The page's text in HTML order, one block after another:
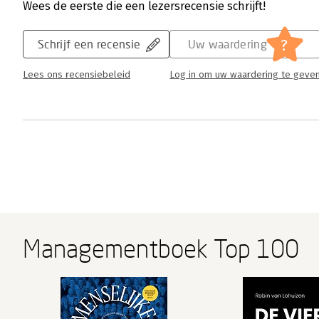
Wees de eerste die een lezersrecensie schrijft!
Schrijf een recensie
Lees ons recensiebeleid
Uw waardering ?
Log in om uw waardering te
Managementboek Top 100